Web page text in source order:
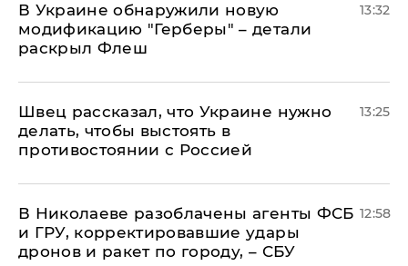
В Украине обнаружили новую
модификацию "Герберы" – детали
раскрыл Флеш
13:32
Швец рассказал, что Украине нужно
делать, чтобы выстоять в
противостоянии с Россией
13:25
В Николаеве разоблачены агенты ФСБ
и ГРУ, корректировавшие удары
дронов и ракет по городу, – СБУ
12:58